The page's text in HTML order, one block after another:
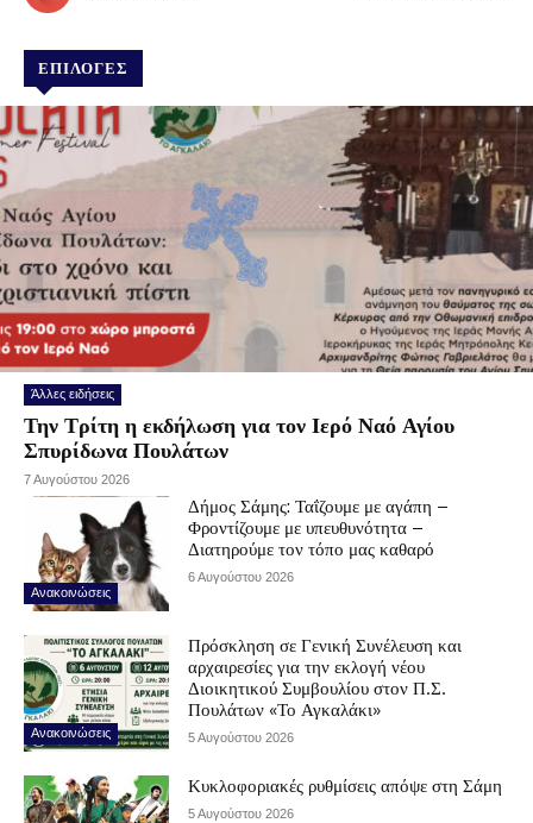
ΕΠΙΛΟΓΕΣ
Άλλες ειδήσεις
Την Τρίτη η εκδήλωση για τον Ιερό Ναό Αγίου
Σπυρίδωνα Πουλάτων
7 Αυγούστου 2026
Ανακοινώσεις
Δήμος Σάμης: Ταΐζουμε με αγάπη –
Φροντίζουμε με υπευθυνότητα –
Διατηρούμε τον τόπο μας καθαρό
6 Αυγούστου 2026
Ανακοινώσεις
Πρόσκληση σε Γενική Συνέλευση και
αρχαιρεσίες για την εκλογή νέου
Διοικητικού Συμβουλίου στον Π.Σ.
Πουλάτων «Το Αγκαλάκι»
5 Αυγούστου 2026
Κυκλοφοριακές ρυθμίσεις απόψε στη Σάμη
5 Αυγούστου 2026